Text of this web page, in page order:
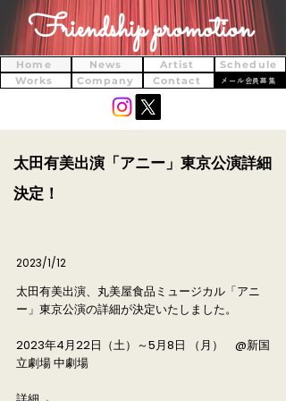
Friendship promotion
Home Artist
Schedule
Works
Contact
Company
News
メール会員募集
太田有美出演「アニー」東京公演詳細
決定！
2023/1/12
太田有美出演、丸美屋食品ミュージカル「アニ
ー」東京公演の詳細が決定いたしました。
2023年4月22日（土）～5月8日 （月） @新国
立劇場 中劇場